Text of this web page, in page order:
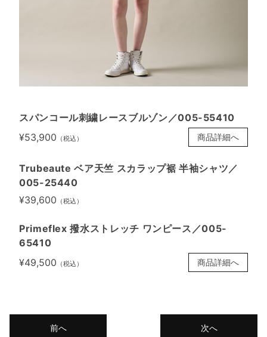
スパンコール刺繍レースブルゾン／005-55410
¥53,900 （税込） 商品詳細へ
Trubeaute ベア天竺 スカラップ裾 半袖シャツ／
005-25440
¥39,600 （税込）
Primeflex 撥水ストレッチ ワンピース／005-
65410
¥49,500 （税込） 商品詳細へ
前へ 次へ